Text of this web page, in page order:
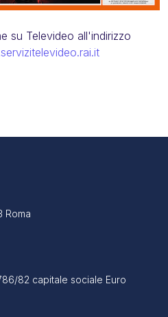
su Televideo all'indirizzo
Roma
82 capitale sociale Euro